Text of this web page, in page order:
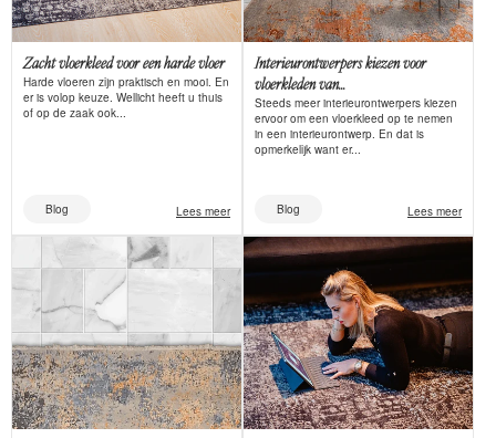
Zacht vloerkleed voor een harde vloer
Harde vloeren zijn praktisch en mooi. En
er is volop keuze. Wellicht heeft u thuis
of op de zaak ook...
Blog Lees meer
Interieurontwerpers kiezen voor
vloerkleden van...
Steeds meer interieurontwerpers kiezen
ervoor om een vloerkleed op te nemen
in een interieurontwerp. En dat is
opmerkelijk want er...
Blog Lees meer